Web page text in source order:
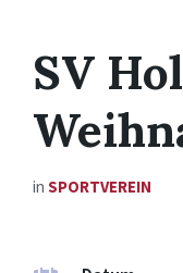
SV
in SPORTVEREIN